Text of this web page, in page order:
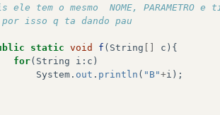
ele tem o mesmo  NOME, PARAMETRO e
isso q ta dando pau
static void f ( String [] c ){
for( String i : c )
System . out . println ( "B"+i );